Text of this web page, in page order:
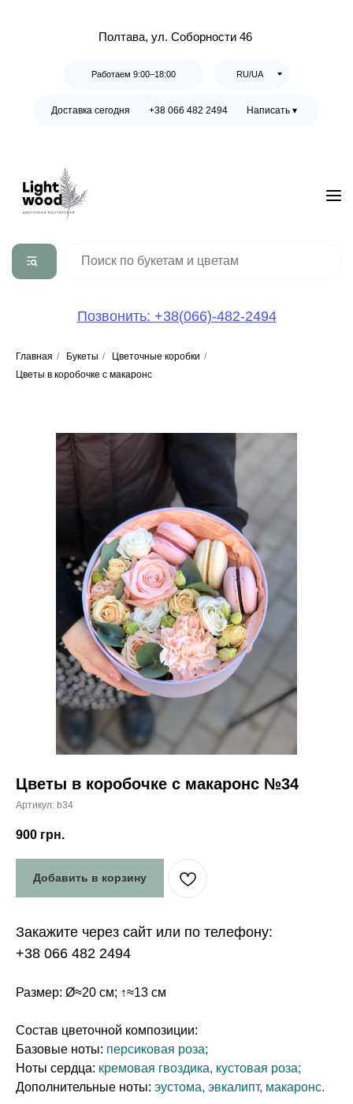
Полтава, ул. Соборности 46
RU/UA
Работаем 9:00–18:00
Доставка сегодня +38 066 482 2494 Написать ▾
Позвонить: +38(066)-482-2494
Главная / Букеты / Цветочные коробки /
Цветы в коробочке с макаронс
Цветы в коробочке с макаронс №34
Артикул: b34
900 грн.
Добавить в корзину
Закажите через сайт или по телефону:
+38 066 482 2494
Размер: Ø≈20 см; ↑≈13 см
Состав цветочной композиции:
Базовые ноты: персиковая роза;
Ноты сердца: кремовая гвоздика, кустовая роза;
Дополнительные ноты: эустома, эвкалипт, макаронс.